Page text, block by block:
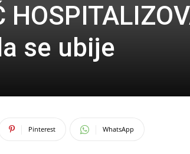
se ubije
Pinterest WhatsApp